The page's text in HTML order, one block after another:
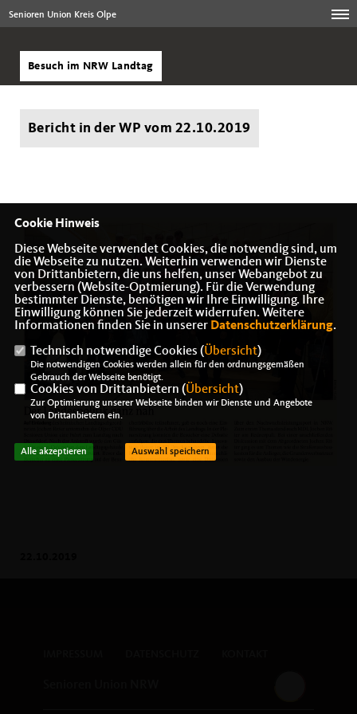
Senioren Union Kreis Olpe
Besuch im NRW Landtag
Bericht in der WP vom 22.10.2019
Cookie Hinweis
Diese Webseite verwendet Cookies, die notwendig sind, um
die Webseite zu nutzen. Weiterhin verwenden wir Dienste
von Drittanbietern, die uns helfen, unser Webangebot zu
verbessern (Website-Optmierung). Für die Verwendung
bestimmter Dienste, benötigen wir Ihre Einwilligung. Ihre
Einwilligung können Sie jederzeit widerrufen. Weitere
Informationen finden Sie in unserer Datenschutzerklärung.
Technisch notwendige Cookies (Übersicht)
Die notwendigen Cookies werden allein für den ordnungsgemäßen
Gebrauch der Webseite benötigt.
Cookies von Drittanbietern (Übersicht)
Zur Optimierung unserer Webseite binden wir Dienste und Angebote
von Drittanbietern ein.
Alle akzeptieren Auswahl speichern